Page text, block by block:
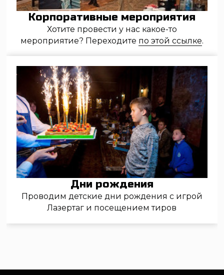
Цены
Подарочные сертификаты
Аренда тира
Контакты
Москва, ул. Самокатная, дом 4с1
+7 (495) 646 16 45
info@strelclub.ru
Политика обработки персональных данных
Правила обработки файлов cookie